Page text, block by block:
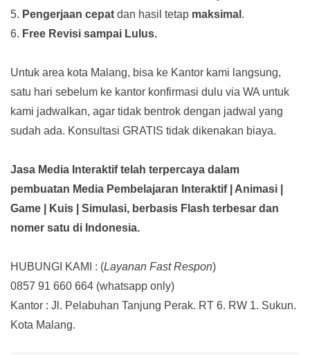
5. Pengerjaan cepat dan hasil tetap maksimal .
6. Free Revisi sampai Lulus.
Untuk area kota Malang, bisa ke Kantor kami langsung,
satu hari sebelum ke kantor konfirmasi dulu via WA untuk
kami jadwalkan, agar tidak bentrok dengan jadwal yang
sudah ada. Konsultasi GRATIS tidak dikenakan biaya.
Jasa Media Interaktif telah terpercaya dalam
pembuatan Media Pembelajaran Interaktif| Animasi |
Game | Kuis | Simulasi, berbasis Flash terbesar dan
nomer satu di Indonesia.
HUBUNGI KAMI : (Layanan Fast Respon)
0857 91 660 664 (whatsapp only)
Kantor : Jl. Pelabuhan Tanjung Perak. RT 6. RW 1. Sukun.
Kota Malang.